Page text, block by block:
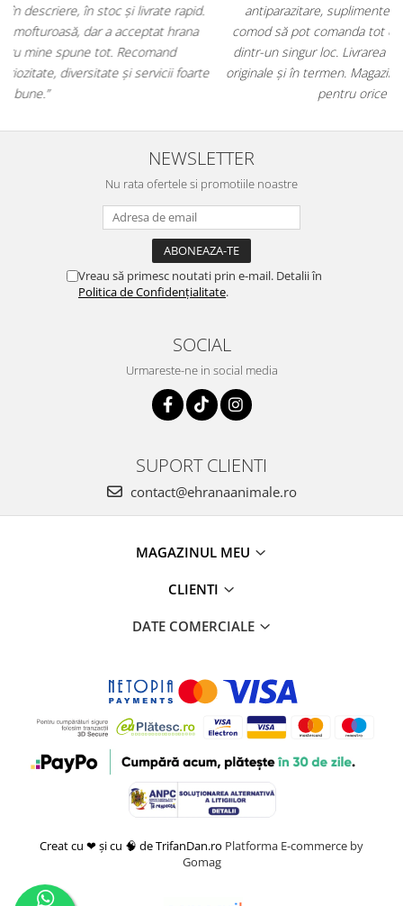
antiparazitare, suplimente și soluții de îngrijire. Este foarte
comod să pot comanda tot ce am nevoie pentru animalul meu
dintr-un singur loc. Livrarea a fost rapidă, iar produsele au fost
originale și în termen. Magazin serios, bine organizat și foarte util
NEWSLETTER
Nu rata ofertele si promotiile noastre
Vreau să primesc noutati prin e-mail. Detalii în
Politica de Confidențialitate.
SOCIAL
Urmareste-ne in social media
SUPORT CLIENTI
contact@ehranaanimale.ro
MAGAZINUL MEU
CLIENTI
DATE COMERCIALE
Creat cu ❤ și cu 🧠 de TrifanDan.ro Platforma E-commerce by
Gomag